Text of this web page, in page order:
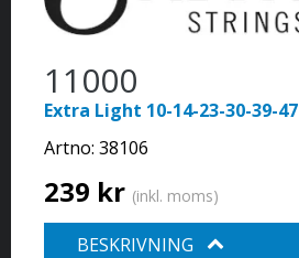
11000
Extra Light 10-14-23-30-39-47
Artno: 38106
239 kr (inkl. moms)
BESKRIVNING